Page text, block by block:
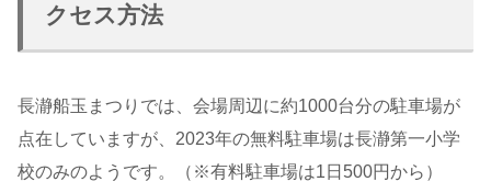
クセス方法
長瀞船玉まつりでは、会場周辺に約1000台分の駐車場が
点在していますが、2023年の無料駐車場は長瀞第一小学
校のみのようです。（※有料駐車場は1日500円から）